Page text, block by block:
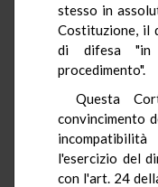
stesso in
Costituzione, il
di difesa
procedimento".
Questa
convincimento
l'esercizio del
con l'art. 24